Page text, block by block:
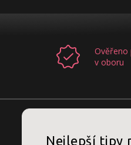
Ověřeno
v oboru
Nejlepší tipy